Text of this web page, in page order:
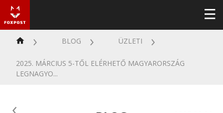
BLOG ÜZLETI
2025. MÁRCIUS 5-TŐL ELÉRHETŐ MAGYARORSZÁG
LEGNAGYO...